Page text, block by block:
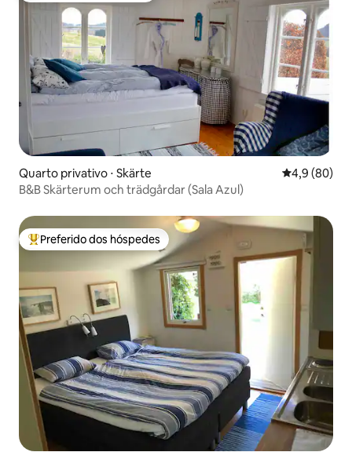
Quarto privativo ⋅ Skärte 4,9 de uma
4,9 (80)
B&B Skärterum och trädgårdar (Sala Azul)
Entre os melhores preferidos dos hóspedes
Preferido dos hóspedes